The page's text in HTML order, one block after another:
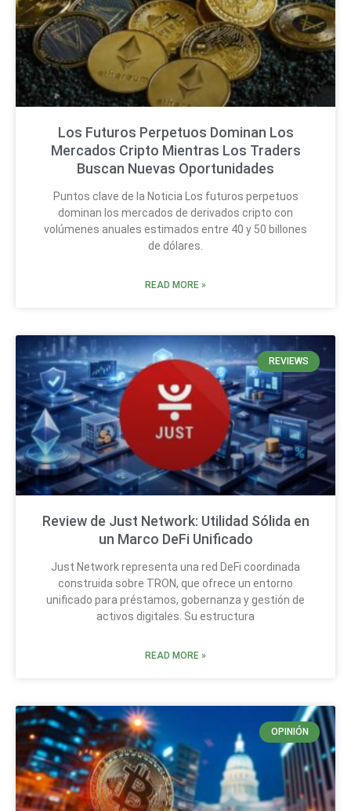
Los Futuros Perpetuos Dominan Los
Mercados Cripto Mientras Los Traders
Buscan Nuevas Oportunidades
Puntos clave de la Noticia Los futuros perpetuos
dominan los mercados de derivados cripto con
volúmenes anuales estimados entre 40 y 50 billones
de dólares.
READ MORE »
REVIEWS
Review de Just Network: Utilidad Sólida en
un Marco DeFi Unificado
Just Network representa una red DeFi coordinada
construida sobre TRON, que ofrece un entorno
unificado para préstamos, gobernanza y gestión de
activos digitales. Su estructura
READ MORE »
OPINIÓN